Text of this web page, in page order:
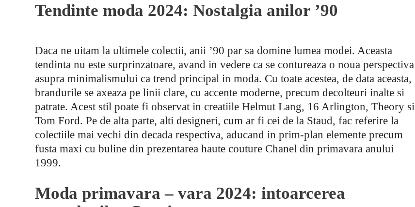
Tendinte moda 2024: Nostalgia anilor ’90
Daca ne uitam la ultimele colectii, anii ’90 par sa domine lumea modei. Aceasta
tendinta nu este surprinzatoare, avand in vedere ca se contureaza o noua perspectiva
asupra minimalismului ca trend principal in moda. Cu toate acestea, de data aceasta,
brandurile se axeaza pe linii clare, cu accente moderne, precum decolteuri inalte si
patrate. Acest stil poate fi observat in creatiile Helmut Lang, 16 Arlington, Theory si
Tom Ford. Pe de alta parte, alti designeri, cum ar fi cei de la Staud, fac referire la
colectiile mai vechi din decada respectiva, aducand in prim-plan elemente precum
fusta maxi cu buline din prezentarea haute couture Chanel din primavara anului
1999.
Moda primavara – vara 2024: intoarcerea